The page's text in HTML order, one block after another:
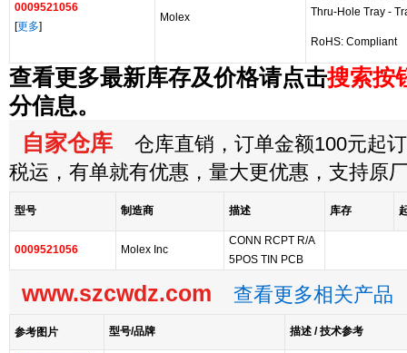
0009521056
[更多]
Molex
Thru-Hole Tray -
RoHS: Compliant
查看更多最新库存及价格请点击搜索按
分信息。
自家仓库 仓库直销，订单金额100元起
税运，有单就有优惠，量大更优惠，支持原
型号 制造商 描述 库存
0009521056 Molex Inc
CONN RCPT R/A
5POS TIN PCB
www.szcwdz.com 查看更多相关产品
参考图片 型号/品牌 描述 / 技术参考